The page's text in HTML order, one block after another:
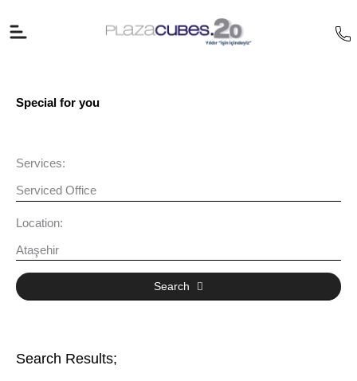
atla
Special for you
Services:
Service
Location:
Location
Search
Search Results;